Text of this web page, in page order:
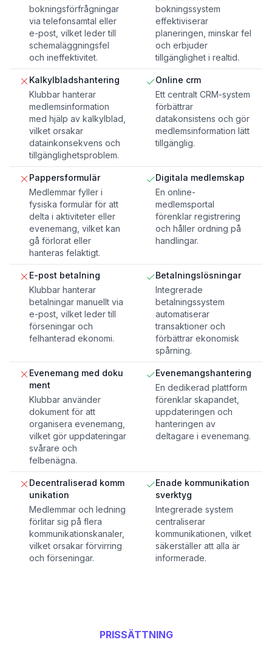
bokningsförfrågningar
via telefonsamtal eller
e-post, vilket leder till
schemaläggningsfel
och ineffektivitet.
bokningssystem
effektiviserar
planeringen, minskar fel
och erbjuder
tillgänglighet i realtid.
Kalkylbladshantering
Klubbar hanterar
medlemsinformation
med hjälp av kalkylblad,
vilket orsakar
datainkonsekvens och
tillgänglighetsproblem.
Online crm
Ett centralt CRM-system
förbättrar
datakonsistens och gör
medlemsinformation lätt
tillgänglig.
Pappersformulär
Medlemmar fyller i
fysiska formulär för att
delta i aktiviteter eller
evenemang, vilket kan
gå förlorat eller
hanteras felaktigt.
Digitala medlemskap
En online-
medlemsportal
förenklar registrering
och håller ordning på
handlingar.
E-post betalning
Klubbar hanterar
betalningar manuellt via
e-post, vilket leder till
förseningar och
felhanterad ekonomi.
Betalningslösningar
Integrerade
betalningssystem
automatiserar
transaktioner och
förbättrar ekonomisk
spårning.
Evenemang med doku
ment
Klubbar använder
dokument för att
organisera evenemang,
vilket gör uppdateringar
svårare och
felbenägna.
Evenemangshantering
En dedikerad plattform
förenklar skapandet,
uppdateringen och
hanteringen av
deltagare i evenemang.
Decentraliserad komm
unikation
Medlemmar och ledning
förlitar sig på flera
kommunikationskanaler,
vilket orsakar förvirring
och förseningar.
Enade kommunikation
sverktyg
Integrerade system
centraliserar
kommunikationen, vilket
säkerställer att alla är
informerade.
PRISSÄTTNING